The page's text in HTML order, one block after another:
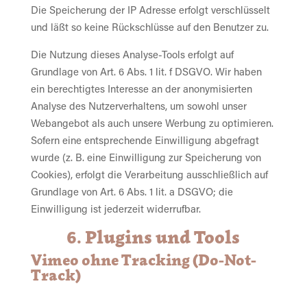
Die Speicherung der IP Adresse erfolgt verschlüsselt
und läßt so keine Rückschlüsse auf den Benutzer zu.
Die Nutzung dieses Analyse-Tools erfolgt auf
Grundlage von Art. 6 Abs. 1 lit. f DSGVO. Wir haben
ein berechtigtes Interesse an der anonymisierten
Analyse des Nutzerverhaltens, um sowohl unser
Webangebot als auch unsere Werbung zu optimieren.
Sofern eine entsprechende Einwilligung abgefragt
wurde (z. B. eine Einwilligung zur Speicherung von
Cookies), erfolgt die Verarbeitung ausschließlich auf
Grundlage von Art. 6 Abs. 1 lit. a DSGVO; die
Einwilligung ist jederzeit widerrufbar.
6. Plugins und Tools
Vimeo ohne Tracking (Do-Not-
Track)